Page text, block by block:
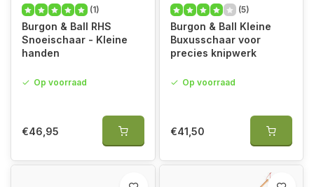
(1)
Burgon & Ball RHS
Snoeischaar - Kleine
handen
Op voorraad
€46,95
(5)
Burgon & Ball Kleine
Buxusschaar voor
precies knipwerk
Op voorraad
€41,50